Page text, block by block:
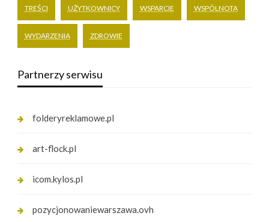
TREŚCI UŻYTKOWNICY WSPARCIE WSPÓLNOTA
WYDARZENIA ZDROWIE
Partnerzy serwisu
folderyreklamowe.pl
art-flock.pl
icom.kylos.pl
pozycjonowaniewarszawa.ovh